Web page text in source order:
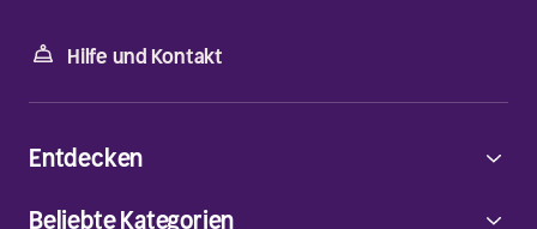
Hilfe und Kontakt
Entdecken
Beliebte Kategorien